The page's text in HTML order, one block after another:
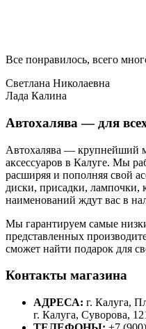
Все понравилось, всего
Светлана Николаевна
Лада Калина
Автохалява — для
Автохалява — крупнейший
аксессуаров в Калуге. Мы
расширяя и пополняя свой
диски, присадки, лампочки,
наименований ждут вас в
Мы гарантируем самые
представленных
сможет найти подарок для
Контакты магазина
АДРЕСА: г. Калуга,
г. Калуга, Суворова,